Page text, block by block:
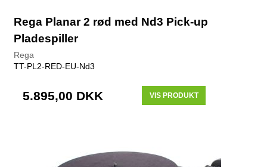
Rega Planar 2 rød med Nd3 Pick-up
Pladespiller
Rega
TT-PL2-RED-EU-Nd3
5.895,00 DKK VIS PRODUKT